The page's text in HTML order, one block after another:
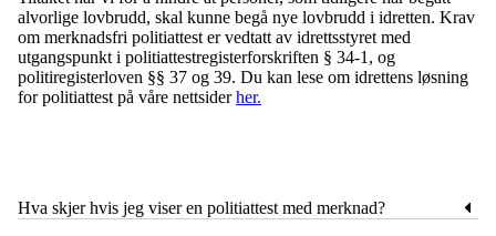
alvorlige lovbrudd, skal kunne begå nye lovbrudd i idretten. Krav
om merknadsfri politiattest er vedtatt av idrettsstyret med
utgangspunkt i politiattestregisterforskriften § 34-1, og
politiregisterloven §§ 37 og 39. Du kan lese om idrettens løsning
for politiattest på våre nettsiderher.
Hva skjer hvis jeg viser en politiattest med merknad?